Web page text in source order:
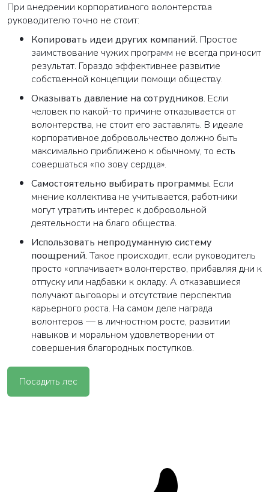
При внедрении корпоративного волонтерства
руководителю точно не стоит:
Копировать идеи других компаний. Простое
заимствование чужих программ не всегда приносит
результат. Гораздо эффективнее развитие
собственной концепции помощи обществу.
Оказывать давление на сотрудников. Если
человек по какой-то причине отказывается от
волонтерства, не стоит его заставлять. В идеале
корпоративное добровольчество должно быть
максимально приближено к обычному, то есть
совершаться «по зову сердца».
Самостоятельно выбирать программы. Если
мнение коллектива не учитывается, работники
могут утратить интерес к добровольной
деятельности на благо общества.
Использовать непродуманную систему
поощрений.Такое происходит, если руководитель
просто «оплачивает» волонтерство, прибавляя дни к
отпуску или надбавки к окладу. А отказавшиеся
получают выговоры и отсутствие перспектив
карьерного роста. На самом деле награда
волонтеров — в личностном росте, развитии
навыков и моральном удовлетворении от
совершения благородных поступков.
Посадить лес
ВАША ЗАЯВКА ОТПРАВЛЕНА
в ближайшее время наши менеджеры
свяжутся с вами
Закрыть